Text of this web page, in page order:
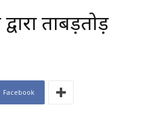
ताबड़तोड़
Facebook